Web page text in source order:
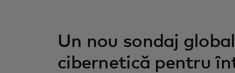
Un nou sondaj
cibernetică pentru